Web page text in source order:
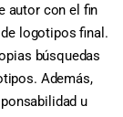
autor con el fin
logotipos final.
búsquedas
Además,
u